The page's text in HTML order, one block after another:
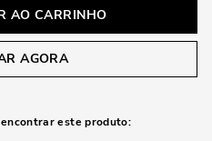
AO CARRINHO
AGORA
este produto: